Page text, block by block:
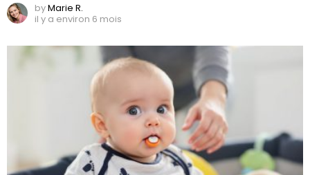
byMarie R.
il y a environ 6 mois